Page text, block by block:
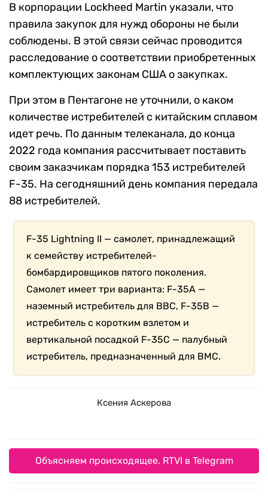
В корпорации Lockheed Martin указали, что
правила закупок для нужд обороны не были
соблюдены. В этой связи сейчас проводится
расследование о соответствии приобретенных
комплектующих законам США о закупках.
При этом в Пентагоне не уточнили, о каком
количестве истребителей с китайским сплавом
идет речь. По данным телеканала, до конца
2022 года компания рассчитывает поставить
своим заказчикам порядка 153 истребителей
F-35. На сегодняшний день компания передала
88 истребителей.
F-35 Lightning II — самолет, принадлежащий
к семейству истребителей-
бомбардировщиков пятого поколения.
Самолет имеет три варианта: F-35A —
наземный истребитель для ВВС, F-35B —
истребитель с коротким взлетом и
вертикальной посадкой F-35C — палубный
истребитель, предназначенный для ВМС.
Ксения Аскерова
Объясняем происходящее. RTVI в Telegram